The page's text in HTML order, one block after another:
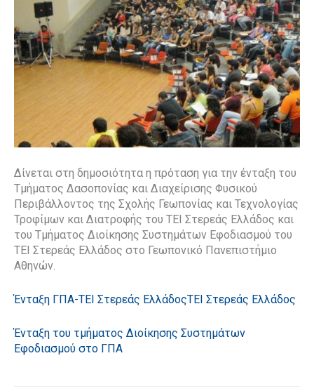
Δίνεται στη δημοσιότητα η πρόταση για την ένταξη του
Τμήματος Δασοπονίας και Διαχείρισης Φυσικού
Περιβάλλοντος της Σχολής Γεωπονίας και Τεχνολογίας
Τροφίμων και Διατροφής του ΤΕΙ Στερεάς Ελλάδος και
του Τμήματος Διοίκησης Συστημάτων Εφοδιασμού του
ΤΕΙ Στερεάς Ελλάδος στο Γεωπονικό Πανεπιστήμιο
Αθηνών.
Ένταξη ΓΠΑ-ΤΕΙ Στερεάς ΕλλάδοςΤΕΙ Στερεάς Ελλάδος
Ένταξη του τμήματος Διοίκησης Συστημάτων
Εφοδιασμού στο ΓΠΑ